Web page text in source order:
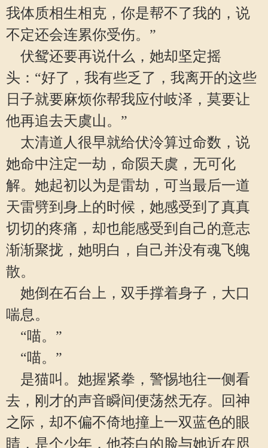
我体质相生相克，你是帮不了我的，说
不定还会连累你受伤。”
伏鸳还要再说什么，她却坚定摇
头：“好了，我有些乏了，我离开的这些
日子就要麻烦你帮我应付岐泽，莫要让
他再追去天虞山。”
太清道人很早就给伏泠算过命数，说
她命中注定一劫，命陨天虞，无可化
解。她起初以为是雷劫，可当最后一道
天雷劈到身上的时候，她感受到了真真
切切的疼痛，却也能感受到自己的意志
渐渐聚拢，她明白，自己并没有魂飞魄
散。
她倒在石台上，双手撑着身子，大口
喘息。
“喵。”
“喵。”
是猫叫。她握紧拳，警惕地往一侧看
去，刚才的声音瞬间便荡然无存。回神
之际，却不偏不倚地撞上一双蓝色的眼
睛，是个少年，他苍白的脸与她近在咫